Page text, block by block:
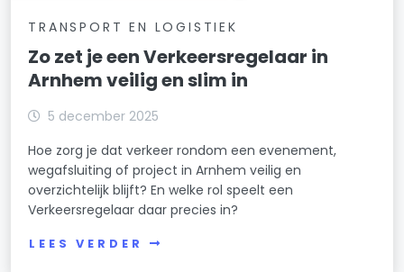
TRANSPORT EN LOGISTIEK
Zo zet je een Verkeersregelaar in
Arnhem veilig en slim in
5 december 2025
Hoe zorg je dat verkeer rondom een evenement,
wegafsluiting of project in Arnhem veilig en
overzichtelijk blijft? En welke rol speelt een
Verkeersregelaar daar precies in?
LEES VERDER